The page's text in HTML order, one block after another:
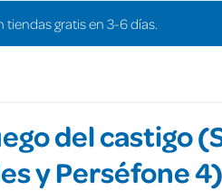
gratis en 3-6 días.
del castigo
y Perséfone 4)